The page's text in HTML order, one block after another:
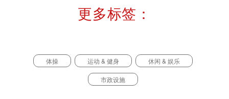
电子电气服务更多标签：
体操 运动 & 健身 休闲 & 娱乐
市政设施